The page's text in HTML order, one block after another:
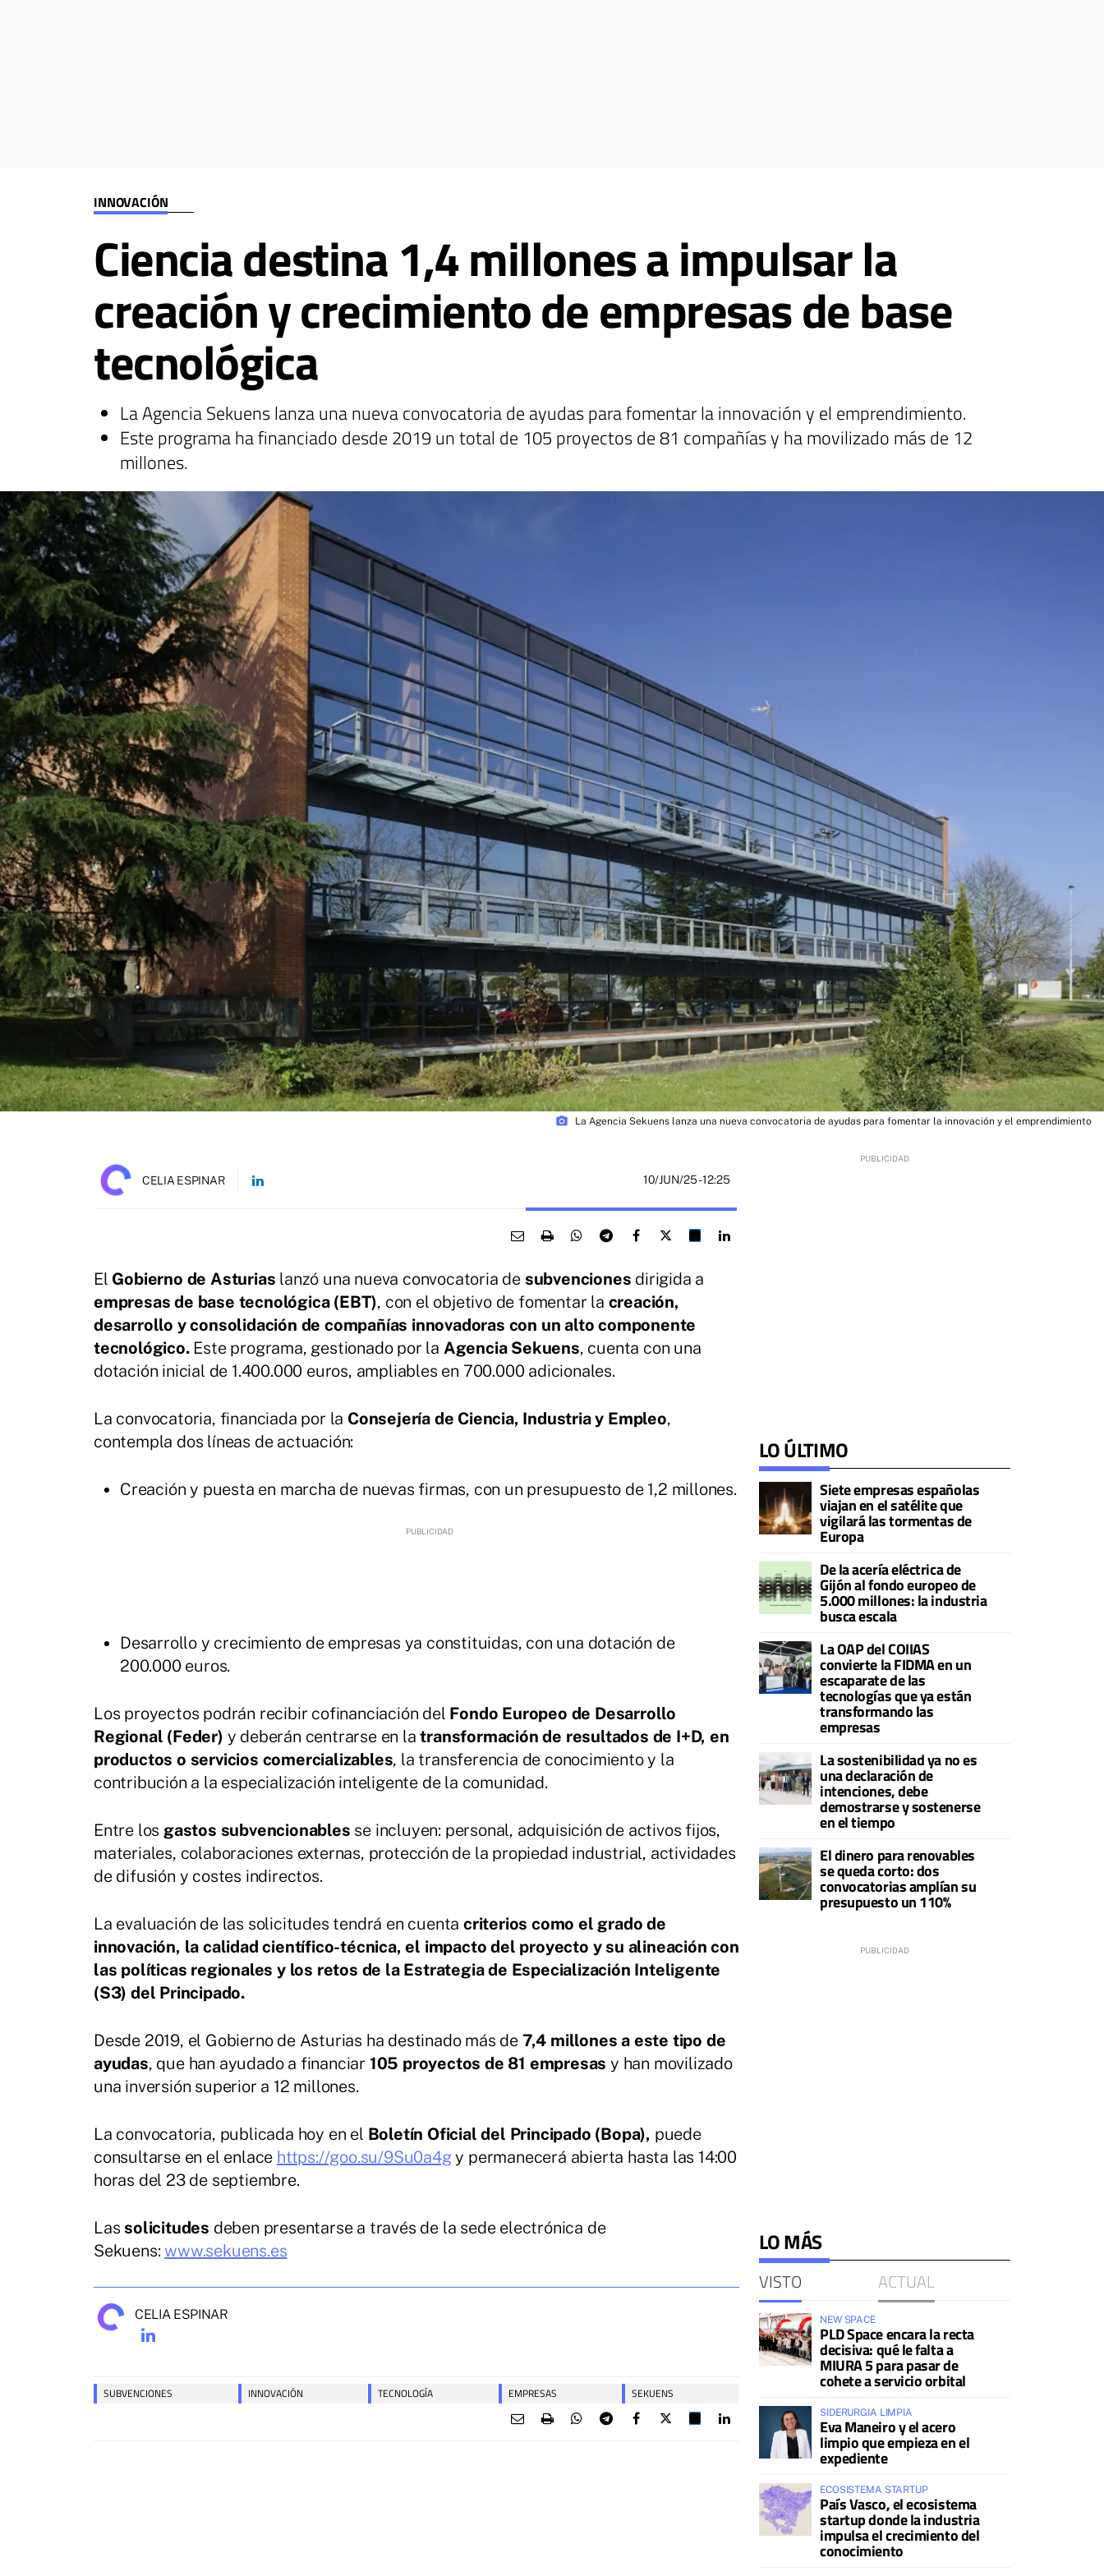
INNOVACIÓN
Ciencia destina 1,4 millones a impulsar la
creación y crecimiento de empresas de base
tecnológica
La Agencia Sekuens lanza una nueva convocatoria de ayudas para fomentar la innovación y el emprendimiento.
Este programa ha financiado desde 2019 un total de 105 proyectos de 81 compañías y ha movilizado más de 12
millones.
photo_camera La Agencia Sekuens lanza una nueva convocatoria de ayudas para fomentar la innovación y el emprendimiento
CELIA ESPINAR 10/JUN/25- 12:25
El Gobierno de Asturias lanzó una nueva convocatoria de subvenciones dirigida a
empresas de base tecnológica (EBT), con el objetivo de fomentar la creación,
desarrollo y consolidación de compañías innovadoras con un alto componente
tecnológico. Este programa, gestionado por la Agencia Sekuens, cuenta con una
dotación inicial de 1.400.000 euros, ampliables en 700.000 adicionales.
La convocatoria, financiada por la Consejería de Ciencia, Industria y Empleo,
contempla dos líneas de actuación:
Creación y puesta en marcha de nuevas firmas, con un presupuesto de 1,2 millones.
Desarrollo y crecimiento de empresas ya constituidas, con una dotación de
200.000 euros.
Los proyectos podrán recibir cofinanciación del Fondo Europeo de Desarrollo
Regional (Feder) y deberán centrarse en latransformación de resultados de I+D, en
productos o servicios comercializables, la transferencia de conocimiento y la
contribución a la especialización inteligente de la comunidad.
Entre los gastos subvencionables se incluyen: personal, adquisición de activos fijos,
materiales, colaboraciones externas, protección de la propiedad industrial, actividades
de difusión y costes indirectos.
La evaluación de las solicitudes tendrá en cuenta criterios como el grado de
innovación, la calidad científico-técnica, el impacto del proyecto y su alineación con
las políticas regionales y los retos de la Estrategia de Especialización Inteligente
(S3) del Principado.
Desde 2019, el Gobierno de Asturias ha destinado más de 7,4 millones a este tipo de
ayudas, que han ayudado a financiar 105 proyectos de 81 empresas y han movilizado
una inversión superior a 12 millones.
La convocatoria, publicada hoy en el Boletín Oficial del Principado (Bopa), puede
consultarse en el enlace https://goo.su/9Su0a4gy permanecerá abierta hasta las 14:00
horas del 23 de septiembre.
Las solicitudes deben presentarse a través de la sede electrónica de
Sekuens:www.sekuens.es
CELIA ESPINAR
SUBVENCIONES INNOVACIÓN TECNOLOGÍA EMPRESAS SEKUENS
LO ÚLTIMO
Siete empresas españolas
viajan en el satélite que
vigilará las tormentas de
Europa
De la acería eléctrica de
Gijón al fondo europeo de
5.000 millones: la industria
busca escala
La OAP del COIIAS
convierte la FIDMA en un
escaparate de las
tecnologías que ya están
transformando las
empresas
La sostenibilidad ya no es
una declaración de
intenciones, debe
demostrarse y sostenerse
en el tiempo
El dinero para renovables
se queda corto: dos
convocatorias amplían su
presupuesto un 110%
LO MÁS
VISTO ACTUAL
NEW SPACE
PLD Space encara la recta
decisiva: qué le falta a
MIURA 5 para pasar de
cohete a servicio orbital
SIDERURGIA LIMPIA
Eva Maneiro y el acero
limpio que empieza en el
expediente
ECOSISTEMA STARTUP
País Vasco, el ecosistema
startup donde la industria
impulsa el crecimiento del
conocimiento